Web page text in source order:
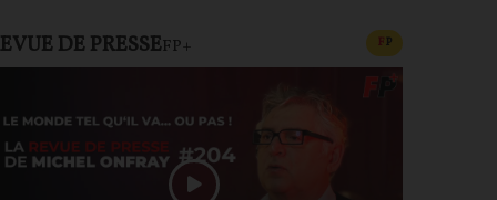
DE PRESSEFP+ FPCONTENU